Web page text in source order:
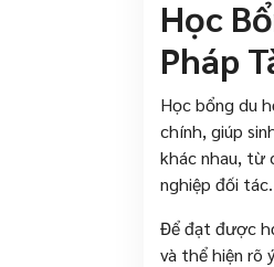
Học
Pháp
Học bổng du
chính, giúp
khác nhau, từ
nghiệp đối tác.
Để đạt được
và thể hiện rõ